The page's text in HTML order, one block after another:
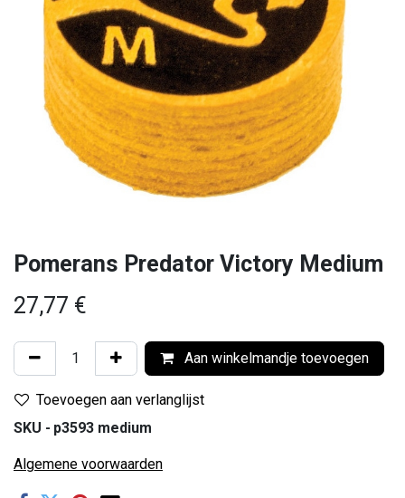
Pomerans Predator Victory Medium
27,77 €
Aan winkelmandje toevoegen
Toevoegen aan verlanglijst
SKU - p3593 medium
Algemene voorwaarden